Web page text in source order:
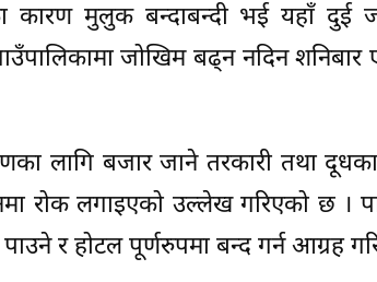
कारण मुलुक बन्दाबन्दी भई यहाँ दुई
जोखिम बढ्न नदिन शनिबार
लागि बजार जाने तरकारी तथा
रोक लगाइएको उल्लेख गरिएको छ ।
र होटल पूर्णरुपमा बन्द गर्न आग्रह